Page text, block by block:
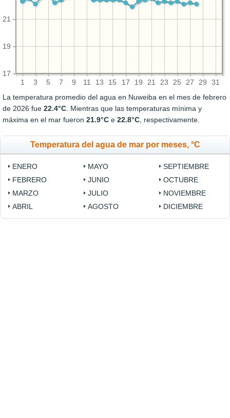
1 3 5 7 9 11 13 15 17 19 21 23 25 27 29 31
17
19
21
La temperatura promedio del agua en Nuweiba en el mes de febrero
de 2026 fue 22.4°C. Mientras que las temperaturas mínima y
máxima en el mar fueron 21.9°C e 22.8°C, respectivamente.
Temperatura del agua de mar por meses, °C
ENERO
FEBRERO
MARZO
ABRIL
MAYO
JUNIO
JULIO
AGOSTO
SEPTIEMBRE
OCTUBRE
NOVIEMBRE
DICIEMBRE